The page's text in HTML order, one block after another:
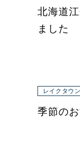
北海道
ました
レイクタウ
季節の